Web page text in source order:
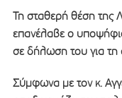
Τη σταθερή θέση της
επανέλαβε ο
σε δήλωση του για τη
Σύμφωνα με τον κ.